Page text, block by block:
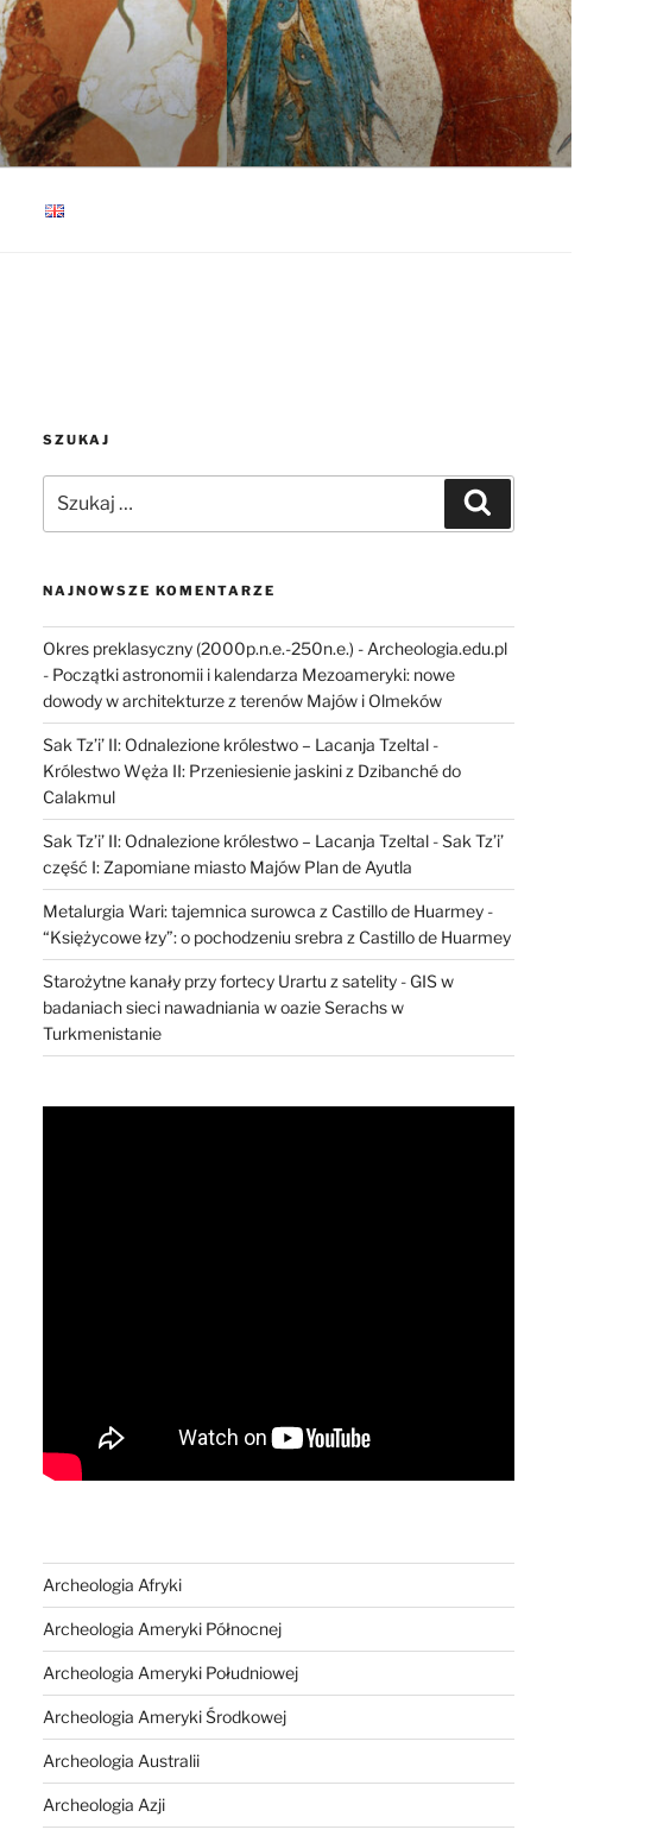
SZUKAJ
NAJNOWSZE KOMENTARZE
Okres preklasyczny (2000p.n.e.-250n.e.) - Archeologia.edu.pl
- Początki astronomii i kalendarza Mezoameryki: nowe
dowody w architekturze z terenów Majów i Olmeków
Sak Tz’i’ II: Odnalezione królestwo – Lacanja Tzeltal-
Królestwo Węża II: Przeniesienie jaskini z Dzibanché do
Calakmul
Sak Tz’i’ II: Odnalezione królestwo – Lacanja Tzeltal-Sak Tz’i’
część I: Zapomiane miasto Majów Plan de Ayutla
Metalurgia Wari: tajemnica surowca z Castillo de Huarmey-
“Księżycowe łzy”: o pochodzeniu srebra z Castillo de Huarmey
Starożytne kanały przy fortecy Urartu z satelity- GIS w
badaniach sieci nawadniania w oazie Serachs w
Turkmenistanie
Archeologia Afryki
Archeologia Ameryki Północnej
Archeologia Ameryki Południowej
Archeologia Ameryki Środkowej
Archeologia Australii
Archeologia Azji